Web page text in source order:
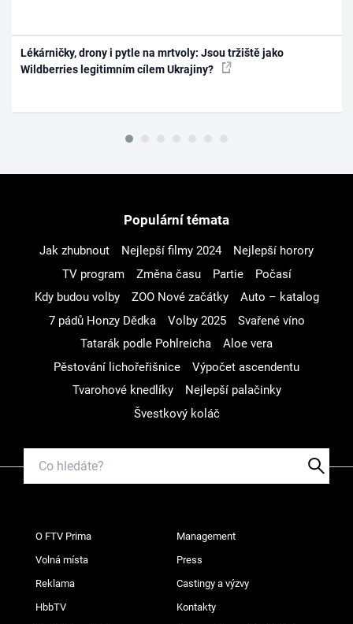
Lékárničky, drony i pytle na mrtvoly: Jsou tržiště jako
Wildberries legitimním cílem Ukrajiny?
Populární témata
Jak zhubnout Nejlepší filmy 2024
Nejlepší horory
TV program
Změna času Partie
Počasí
Kdy budou volby
ZOO Nové začátky
Auto – katalog
7 pádů Honzy Dědka
Volby 2025
Svařené víno
Tatarák podle Pohlreicha
Aloe vera
Pěstování lichořeřišnice
Výpočet ascendentu
Tvarohové knedlíky
Nejlepší palačinky
Švestkový koláč
O FTV Prima Management
Volná místa Press
Reklama Castingy a výzvy
HbbTV Kontakty